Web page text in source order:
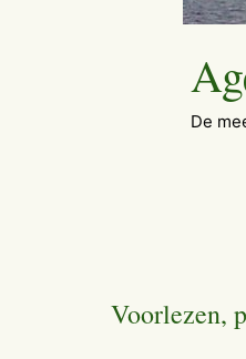
De
Voorlezen,